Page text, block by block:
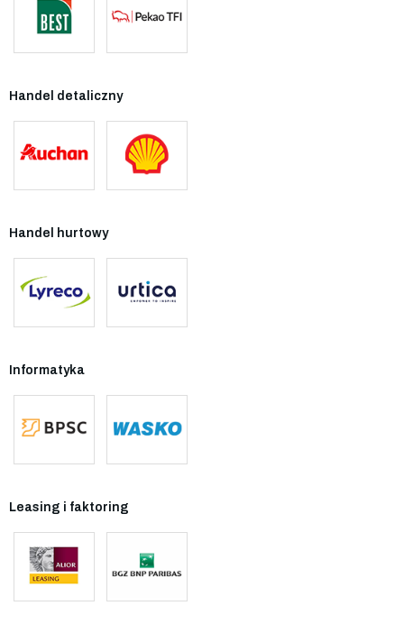
Handel detaliczny
Handel hurtowy
Informatyka
Leasing i faktoring